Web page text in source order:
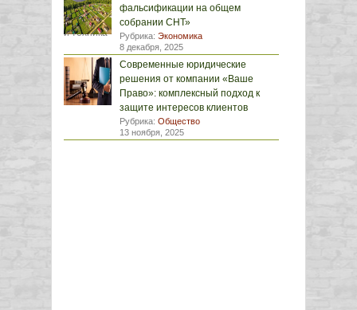
фальсификации на общем
собрании СНТ»
Рубрика: Экономика
8 декабря, 2025
Современные юридические
решения от компании «Ваше
Право»: комплексный подход к
защите интересов клиентов
Рубрика: Общество
13 ноября, 2025